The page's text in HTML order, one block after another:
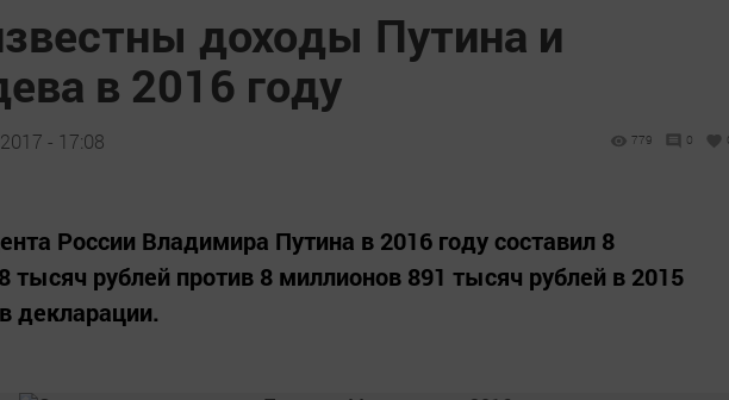
доходы Путина и
в 2016 году
- 17:08 779 0
России Владимира Путина в 2016 году составил 8
тысяч рублей против 8 миллионов 891 тысяч рублей в 2015
декларации.